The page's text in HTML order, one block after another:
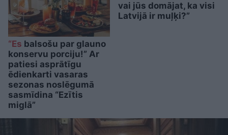
“Es balsošu par glauno
konservu porciju!” Ar
patiesi asprātīgu
ēdienkarti vasaras
sezonas noslēgumā
sasmīdina “Ezītis
miglā”
vai jūs domājat, ka visi
Latvijā ir muļķi?”